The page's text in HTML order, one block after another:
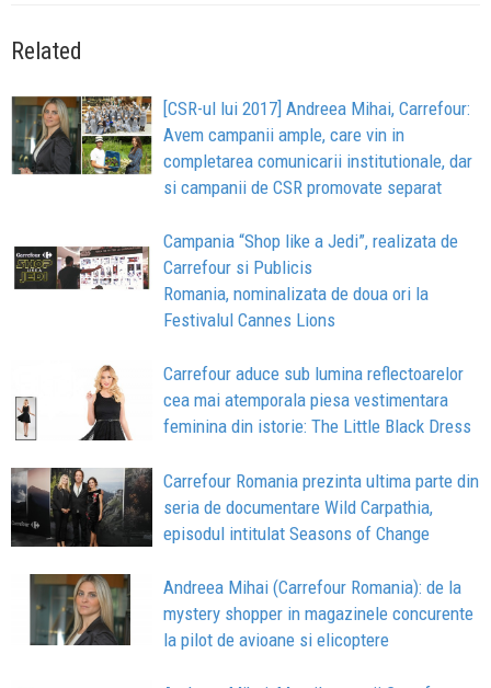
Related
[CSR-ul lui 2017] Andreea Mihai, Carrefour:
Avem campanii ample, care vin in
completarea comunicarii institutionale, dar
si campanii de CSR promovate separat
Campania “Shop like a Jedi”, realizata de
Carrefour si Publicis
Romania, nominalizata de doua ori la
Festivalul Cannes Lions
Carrefour aduce sub lumina reflectoarelor
cea mai atemporala piesa vestimentara
feminina din istorie: The Little Black Dress
Carrefour Romania prezinta ultima parte din
seria de documentare Wild Carpathia,
episodul intitulat Seasons of Change
Andreea Mihai (Carrefour Romania): de la
mystery shopper in magazinele concurente
la pilot de avioane si elicoptere